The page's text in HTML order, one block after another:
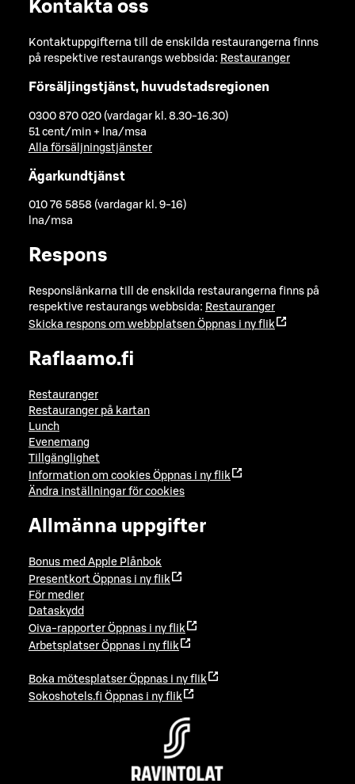
Kontakta oss
Kontaktuppgifterna till de enskilda restaurangerna finns
på respektive restaurangs webbsida: Restauranger
Försäljingstjänst, huvudstadsregionen
0300 870 020 (vardagar kl. 8.30-16.30)
51 cent/min + lna/msa
Alla försäljningstjänster
Ägarkundtjänst
010 76 5858 (vardagar kl. 9-16)
lna/msa
Respons
Responslänkarna till de enskilda restaurangerna finns på
respektive restaurangs webbsida: Restauranger
Skicka respons om webbplatsen Öppnas i ny flik
Raflaamo.fi
Restauranger
Restauranger på kartan
Lunch
Evenemang
Tillgänglighet
Information om cookies Öppnas i ny flik
Ändra inställningar för cookies
Allmänna uppgifter
Bonus med Apple Plånbok
Presentkort Öppnas i ny flik
För medier
Dataskydd
Oiva-rapporter Öppnas i ny flik
Arbetsplatser Öppnas i ny flik
Boka mötesplatser Öppnas i ny flik
Sokoshotels.fi Öppnas i ny flik